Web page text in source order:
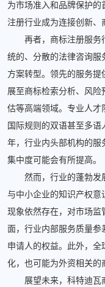
为市场准入和品牌保护
注册行业成为连接创新、
再者，商标注册服务
统的、分散的法律咨询服
方案转型。领先的服务
展至商标检索分析、风
估等高端领域。专业人才
国际规则的双语甚至多
年，行业内头部机构的服
集中度可能会有所提高。
然而，行业的蓬勃发
与中小企业的知识产权意
现象依然存在，对市场监
面，行业内部服务质量
申请人的权益。此外，
化，也可能为外资相关的
展望未来，科特迪瓦